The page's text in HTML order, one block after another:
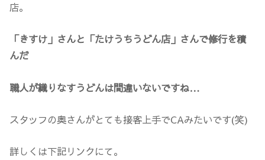
店。
「きすけ」さんと「たけうちうどん店」さんで修行を積
んだ
職人が織りなすうどんは間違いないですね…
スタッフの奥さんがとても接客上手でCAみたいです(笑)
詳しくは下記リンクにて。